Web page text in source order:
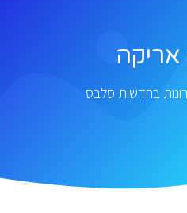
אריקה
בחדשות סלבס